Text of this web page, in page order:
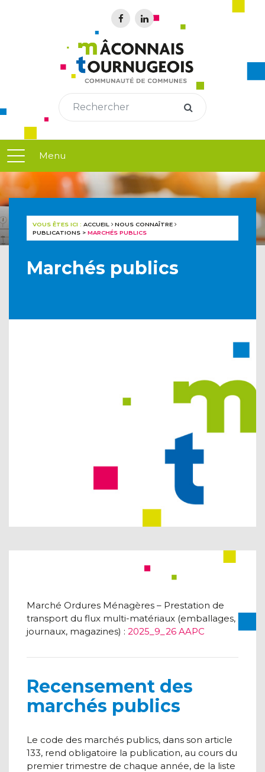
Menu
VOUS ÊTES ICI : ACCUEIL
NOUS CONNAÎTRE
PUBLICATIONS > MARCHÉS PUBLICS
Marchés publics
Marché Ordures Ménagères – Prestation de
transport du flux multi-matériaux (emballages,
journaux, magazines) : 2025_9_26 AAPC
Recensement des
marchés publics
Le code des marchés publics, dans son article
133, rend obligatoire la publication, au cours du
premier trimestre de chaque année, de la liste